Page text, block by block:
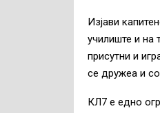
Изјави
училиште и на
присутни и
се дружеа и
КЛ7 е едно